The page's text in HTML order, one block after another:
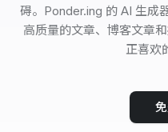
碍。Ponder.ing 的 AI 生成
高质量的文章、博客文章
正喜欢